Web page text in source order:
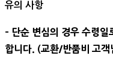
유의 사항
- 단순 변심의 경우 수령일
합니다. (교환/반품비 고객